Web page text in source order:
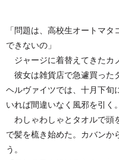
「問題は、高校生オートマ
できないの」
ジャージに着替えてきたカ
彼女は雑貨店で急遽買った
ヘルヴァイツでは、十月下旬
いれば間違いなく風邪を引く。
わしゃわしゃとタオルで頭
で髪を梳き始めた。カバンか
う。